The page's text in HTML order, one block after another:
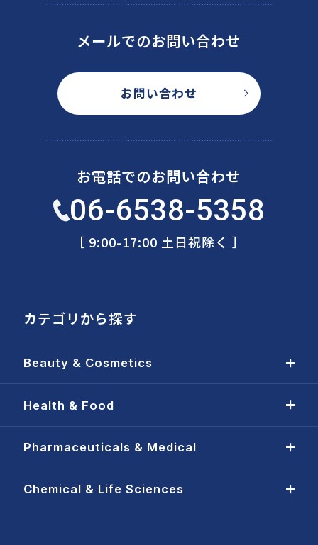
メールでのお問い合わせ
お問い合わせ
お電話でのお問い合わせ
06-6538-5358
［ 9:00-17:00 土日祝除く ］
カテゴリから探す
Beauty & Cosmetics
Health & Food
Pharmaceuticals & Medical
Chemical & Life Sciences